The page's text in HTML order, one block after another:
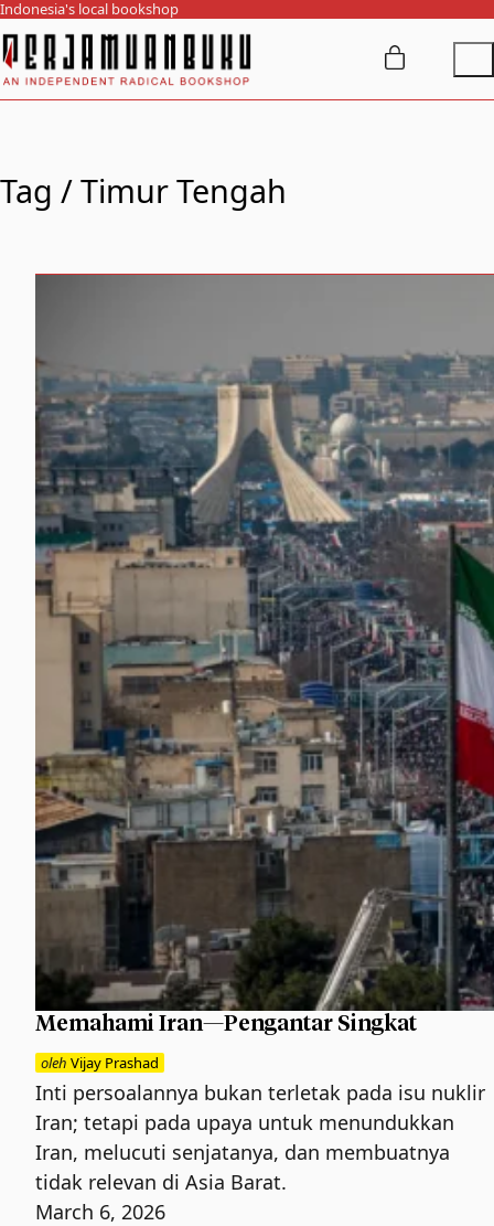
Indonesia's local bookshop
Tag /Timur Tengah
Memahami Iran—Pengantar Singkat
oleh Vijay Prashad
Inti persoalannya bukan terletak pada isu nuklir
Iran; tetapi pada upaya untuk menundukkan
Iran, melucuti senjatanya, dan membuatnya
tidak relevan di Asia Barat.
March 6, 2026